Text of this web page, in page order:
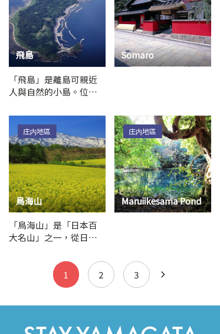
飛島
「飛島」是離島可親近
人與自然的小島。位於
處，搭乘定期船前
往“…
Somaro
鳥海山
庄内地區
「鳥海山」是「日本百
大名山」之一，從日本
2,236公尺處傲然矗立，
十分罕見。…
Maruiikesama Pond
庄内地區
1 2 3